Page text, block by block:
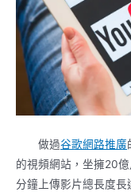
做過谷歌網路推廣
的視頻網站，坐擁20
分鐘上傳影片總長度